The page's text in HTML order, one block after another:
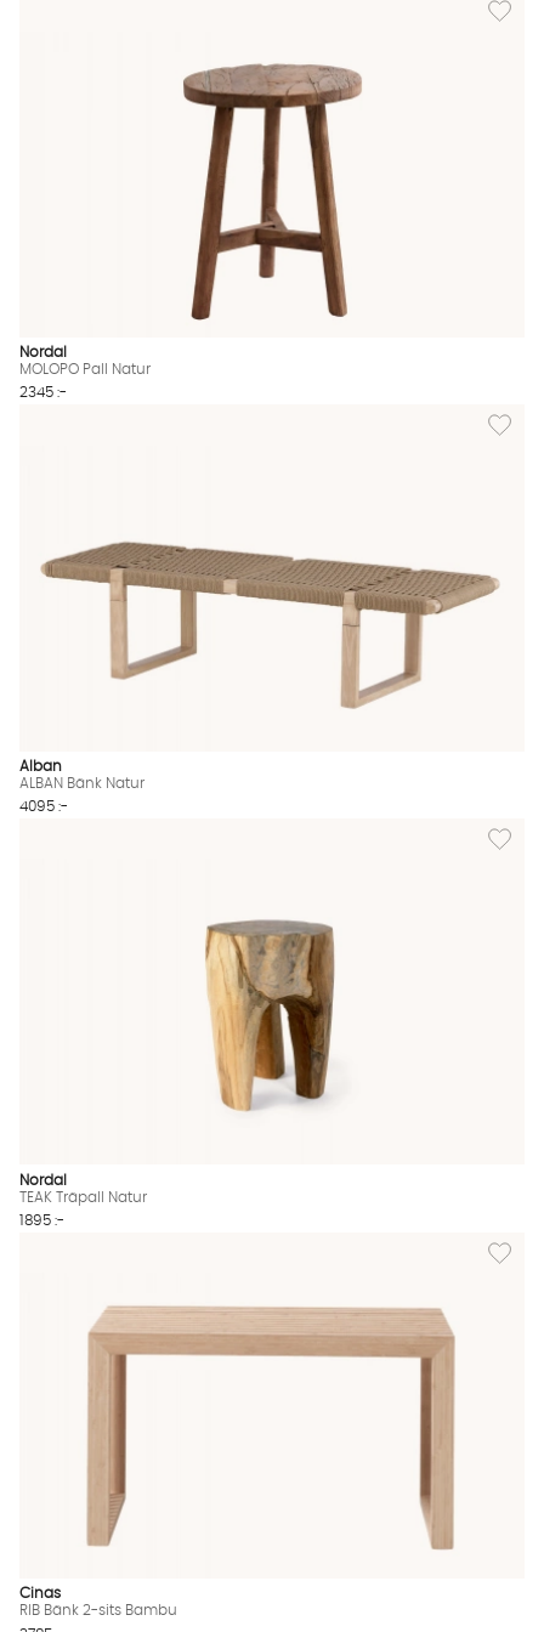
Nordal
MOLOPO Pall Natur
2345 :-
Lägg
Alban
ALBAN Bänk Natur
4095 :-
Lägg
Nordal
TEAK Träpall Natur
1895 :-
Lägg
Cinas
RIB Bänk 2-sits Bambu